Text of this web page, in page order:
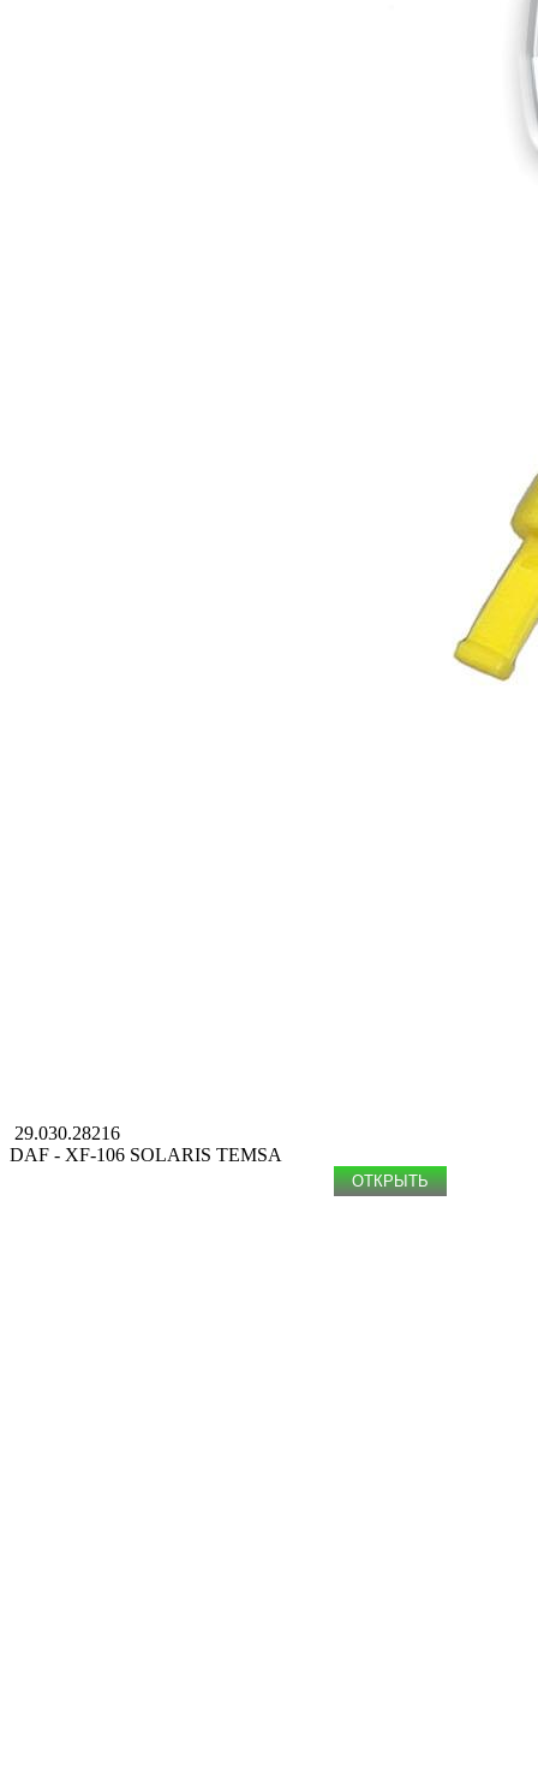
29.030.28216
DAF - XF-106 SOLARIS TEMSA
ОТКРЫТЬ